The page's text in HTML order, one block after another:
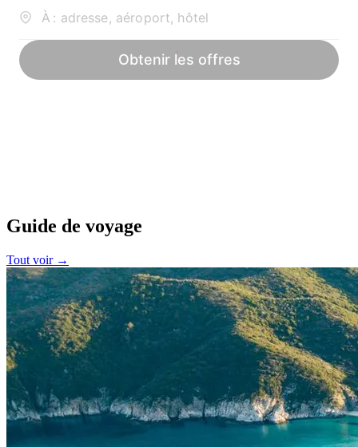
Guide de voyage
Tout voir →